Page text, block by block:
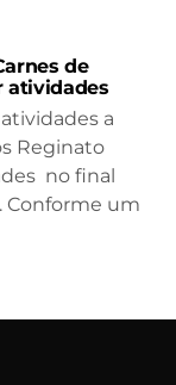
de
atividades
a
Reginato
no final
Conforme um